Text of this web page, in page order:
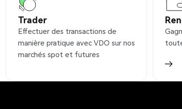
Trader
Effectuer des transactions de
manière pratique avec VDO sur nos
marchés spot et futures